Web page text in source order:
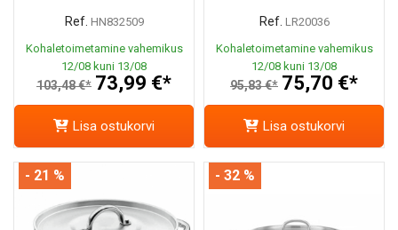
Ref. HN832509
Kohaletoimetamine vahemikus
12/08 kuni 13/08
103,48 €* 73,99 €*
Lisa ostukorvi
Ref. LR20036
Kohaletoimetamine vahemikus
12/08 kuni 13/08
95,83 €* 75,70 €*
Lisa ostukorvi
- 21 % - 32 %